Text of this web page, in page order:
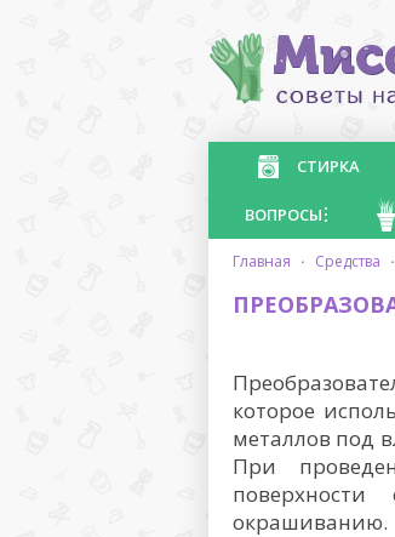
СТИРКА
ВОПРОСЫ
главная · средства ·
которое
металлов под
При
окрашиванию.